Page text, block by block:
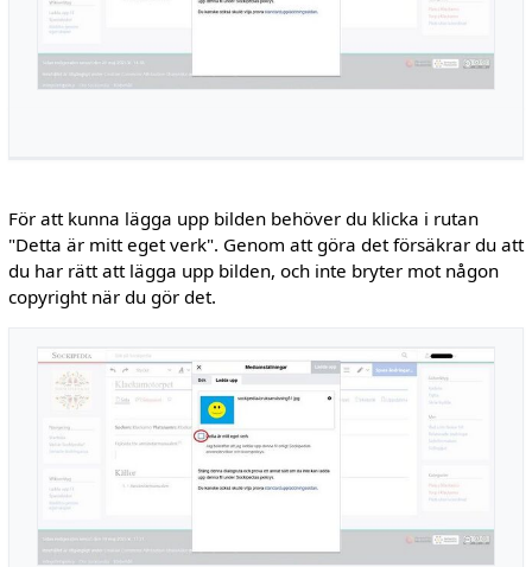
För att kunna lägga upp bilden behöver du klicka i rutan
"Detta är mitt eget verk". Genom att göra det försäkrar du att
du har rätt att lägga upp bilden, och inte bryter mot någon
copyright när du gör det.